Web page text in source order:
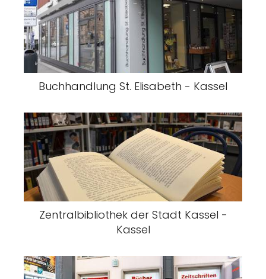
Buchhandlung St. Elisabeth - Kassel
Zentralbibliothek der Stadt Kassel -
Kassel